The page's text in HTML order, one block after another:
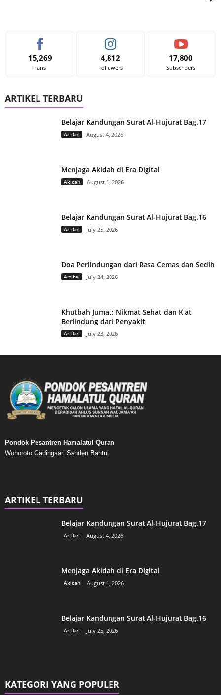
15,269
Fans
4,812
Followers
17,800
Subscribers
ARTIKEL TERBARU
Belajar Kandungan Surat Al-Hujurat Bag.17
Artikel August 4, 2026
Menjaga Akidah di Era Digital
Akidah August 1, 2026
Belajar Kandungan Surat Al-Hujurat Bag.16
Artikel July 25, 2026
Doa Perlindungan dari Rasa Cemas dan Sedih
Artikel July 24, 2026
Khutbah Jumat: Nikmat Sehat dan Kiat
Berlindung dari Penyakit
Artikel July 23, 2026
Pondok Pesantren Hamalatul Quran
Wonoroto Gadingsari Sanden Bantul
ARTIKEL TERBARU
Belajar Kandungan Surat Al-Hujurat Bag.17
Artikel August 4, 2026
Menjaga Akidah di Era Digital
Akidah August 1, 2026
Belajar Kandungan Surat Al-Hujurat Bag.16
Artikel July 25, 2026
KATEGORI YANG POPULER